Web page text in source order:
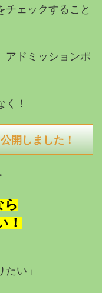
チェックすること
アドミッションポ
！
開しました！
ら
！
い」